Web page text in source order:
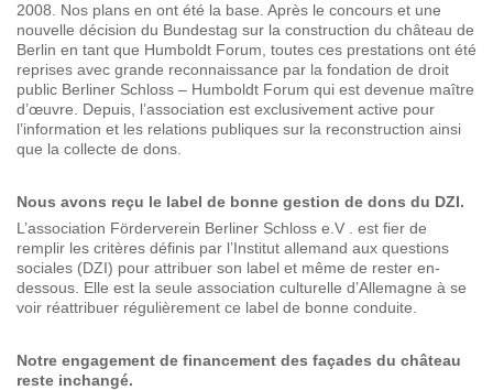
2008. Nos plans en ont été la base. Après le concours et une
nouvelle décision du Bundestag sur la construction du château de
Berlin en tant que Humboldt Forum, toutes ces prestations ont été
reprises avec grande reconnaissance par la fondation de droit
public Berliner Schloss – Humboldt Forum qui est devenue maître
d’œuvre. Depuis, l’association est exclusivement active pour
l’information et les relations publiques sur la reconstruction ainsi
que la collecte de dons.
Nous avons reçu le label de bonne gestion de dons du DZI.
L’association Förderverein Berliner Schloss e.V . est fier de
remplir les critères définis par l’Institut allemand aux questions
sociales (DZI) pour attribuer son label et même de rester en-
dessous. Elle est la seule association culturelle d’Allemagne à se
voir réattribuer régulièrement ce label de bonne conduite.
Notre engagement de financement des façades du château
reste inchangé.